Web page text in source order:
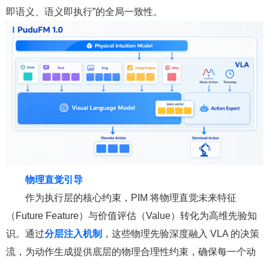
即语义、语义即执行”的全局一致性。
物理直觉引导
作为执行层的核心约束，PIM 将物理直觉未来特征
（Future Feature）与价值评估（Value）转化为高维先验知
识。通过分层注入机制 ，这些物理先验深度融入 VLA 的决策
流，为动作生成提供底层的物理合理性约束，确保每一个动